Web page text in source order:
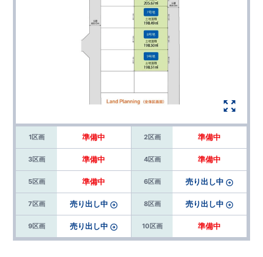
1区画 準備中 2区画 準備中
3区画 準備中 4区画 準備中
5区画 準備中 6区画 売り出し中
7区画 売り出し中 8区画 売り出し中
9区画 売り出し中 10区画 準備中